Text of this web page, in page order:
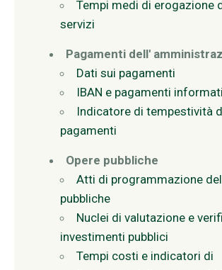
Tempi medi di erogazione
servizi
Pagamenti dell'
Dati sui pagamenti
IBAN e pagamenti
Indicatore di tempestività
pagamenti
Opere pubbliche
Atti di programmazione
pubbliche
Nuclei di valutazione e
investimenti pubblici
Tempi costi e indicatori di